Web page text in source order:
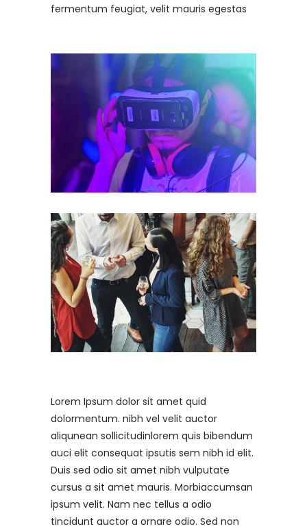
fermentum feugiat, velit mauris egestas
Lorem Ipsum dolor sit amet quid
dolormentum. nibh vel velit auctor
aliqunean sollicitudinlorem quis bibendum
auci elit consequat ipsutis sem nibh id elit.
Duis sed odio sit amet nibh vulputate
cursus a sit amet mauris. Morbiaccumsan
ipsum velit. Nam nec tellus a odio
tincidunt auctor a ornare odio. Sed non